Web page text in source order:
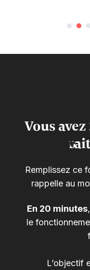
Vous
Remplissez ce
rappelle au
En 20 minutes
le
L’objectif